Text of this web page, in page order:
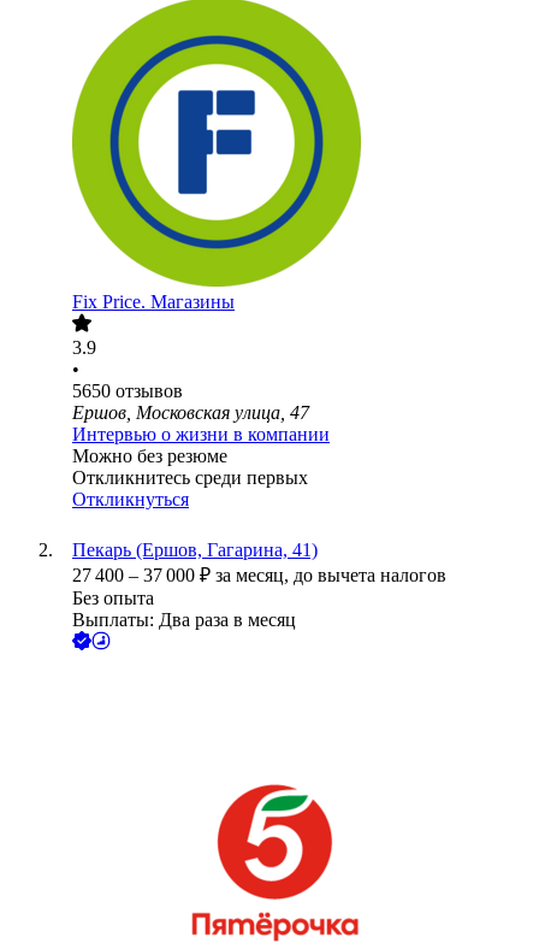
Fix Price. Магазины
3.9
•
5650 отзывов
Ершов, Московская улица, 47
Интервью о жизни в компании
Можно без резюме
Откликнитесь среди первых
Откликнуться
Пекарь (Ершов, Гагарина, 41)
27 400 – 37 000 ₽ за месяц, до вычета налогов
Без опыта
Выплаты: Два раза в месяц